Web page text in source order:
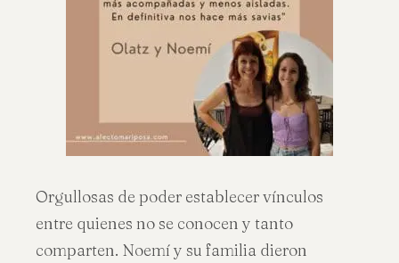
Orgullosas de poder establecer vínculos
entre quienes no se conocen y tanto
comparten. Noemí y su familia dieron